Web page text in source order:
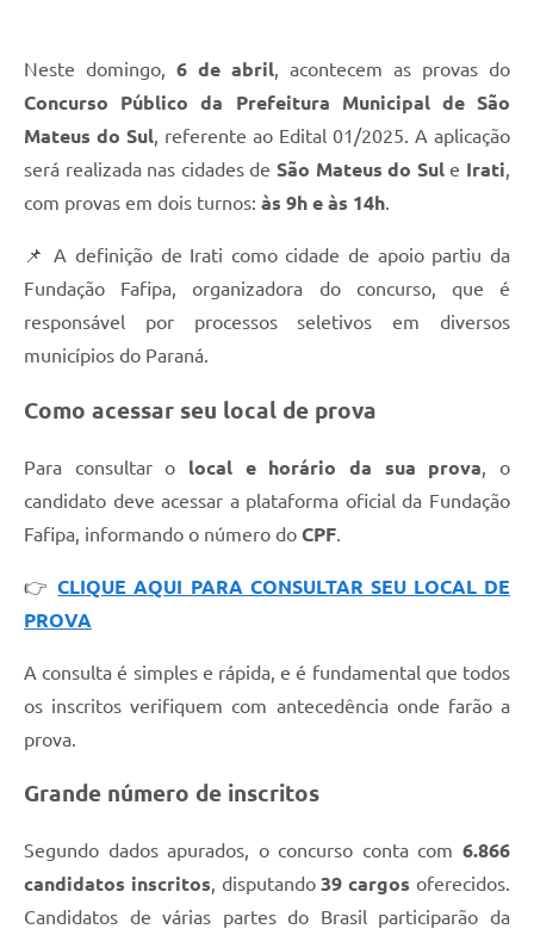
Telefones Prefeitura Municipal
Feriados Municipais
Imprensa
Telefones Postos de Saúde
Plantão das Funerárias
Recebimento de Recursos
Serviço de Informação ao Cidadão
Iluminação Pública
Arquivos para Download
Carta de Serviços
Galeria de Vídeos
Projetos
Links
Neste domingo, 6 de abril, acontecem as provas do
Concurso Público da Prefeitura Municipal de São
Mateus do Sul, referente ao Edital 01/2025. A aplicação
será realizada nas cidades de São Mateus do Sule Irati,
com provas em dois turnos: às 9h e às 14h.
📌 A definição de Irati como cidade de apoio partiu da
Fundação Fafipa, organizadora do concurso, que é
responsável por processos seletivos em diversos
municípios do Paraná.
Como acessar seu local de prova
Para consultar o local e horário da sua prova , o
candidato deve acessar a plataforma oficial da Fundação
Fafipa, informando o número do CPF
👉CLIQUE AQUI PARA CONSULTAR SEU LOCAL DE
PROVA
A consulta é simples e rápida, e é fundamental que todos
os inscritos verifiquem com antecedência onde farão a
prova.
Grande número de inscritos
Segundo dados apurados, o concurso conta com 6.866
candidatos inscritos, disputando39 cargos oferecidos.
Candidatos de várias partes do Brasil participarão da